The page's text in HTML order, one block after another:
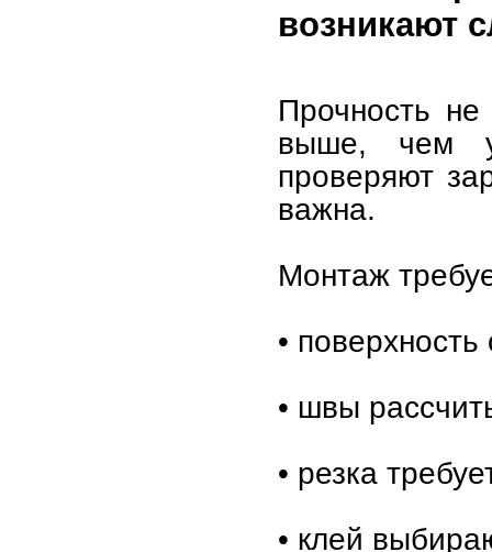
возникают
Прочность не
выше, чем у
проверяют
важна.
Монтаж
•
• швы
• резка
• клей